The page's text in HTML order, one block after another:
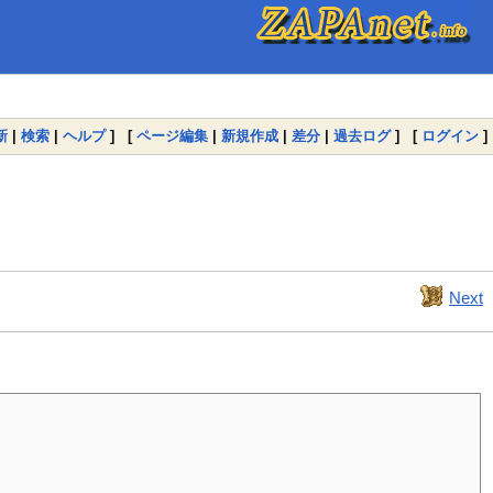
| 検索 | ヘルプ] [ ページ編集 | 新規作成 | 差分 | 過去ログ] [ ログイン ]
Next